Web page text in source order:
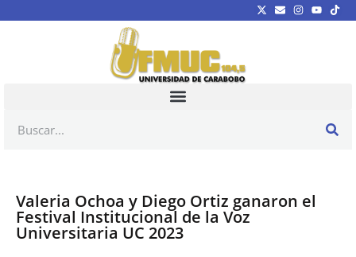
Valeria Ochoa y Diego Ortiz ganaron el
Festival Institucional de la Voz
Universitaria UC 2023